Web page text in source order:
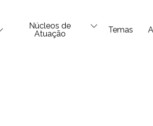
Núcleos de
Atuação
Temas